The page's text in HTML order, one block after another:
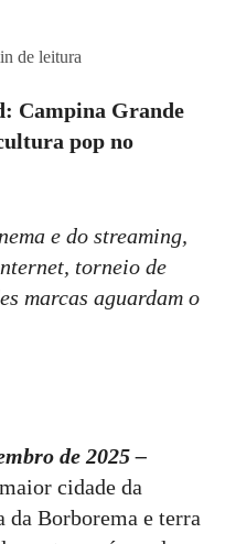
de leitura
Campina Grande
pop no
e do streaming,
torneio de
marcas aguardam o
de 2025 –
cidade da
da Borborema e terra